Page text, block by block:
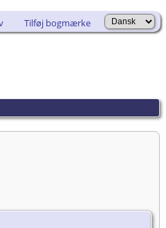
Tilføj bogmærke